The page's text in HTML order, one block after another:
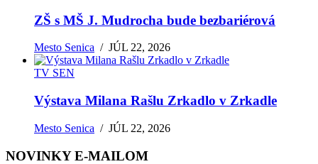
ZŠ s MŠ J. Mudrocha bude bezbariérová
Mesto Senica /JÚL 22, 2026
TV SEN
Výstava Milana Rašlu Zrkadlo v Zrkadle
Mesto Senica /JÚL 22, 2026
NOVINKY E-MAILOM